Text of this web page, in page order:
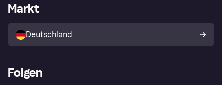
Klarna App
Shops entdecken
Käuferschutzrichtlinie
Dein Widerrufsrecht
Händlerportal
Markt
Deutschland
Folgen